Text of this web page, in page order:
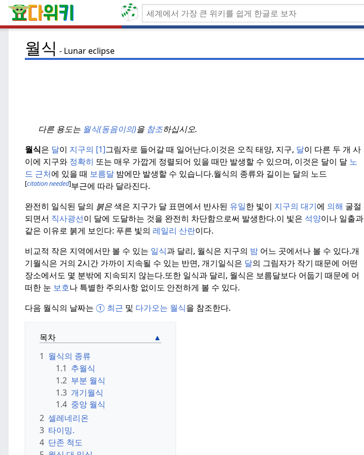
월식 Lunar eclipse
다른 용도는 월식(동음이의)을 참조하십시오.
월식은 달이 지구의 [1]그림자로 들어갈 때 일어난다.이것은 오직 태양, 지구, 달이 다른 두 개 사
이에 지구와 정확히 또는 매우 가깝게 정렬되어 있을 때만 발생할 수 있으며, 이것은 달이 달 노
드 근처에 있을 때 보름달 밤에만 발생할 수 있습니다.월식의 종류와 길이는 달의 노드
[citation needed]부근에 따라 달라진다.
완전히 일식된 달의 붉은색은 지구가 달 표면에서 반사된 유일한 빛이 지구의 대기에 의해 굴절
되면서 직사광선이 달에 도달하는 것을 완전히 차단함으로써 발생한다.이 빛은 석양이나 일출과
같은 이유로 붉게 보인다: 푸른 빛의 레일리 산란이다.
비교적 작은 지역에서만 볼 수 있는 일식과 달리, 월식은 지구의 밤 어느 곳에서나 볼 수 있다.개
기월식은 거의 2시간 가까이 지속될 수 있는 반면, 개기일식은 달의 그림자가 작기 때문에 어떤
장소에서도 몇 분밖에 지속되지 않는다.또한 일식과 달리, 월식은 보름달보다 어둡기 때문에 어
떠한 눈 보호나 특별한 주의사항 없이도 안전하게 볼 수 있다.
다음 월식의 날짜는 ① 최근 및 다가오는 월식을 참조한다.
목차
1 월식의 종류
1.1 추월식
1.2 부분 월식
1.3 개기월식
1.4 중앙 월식
2 셀레네리온
3 타이밍.
4 단존 척도